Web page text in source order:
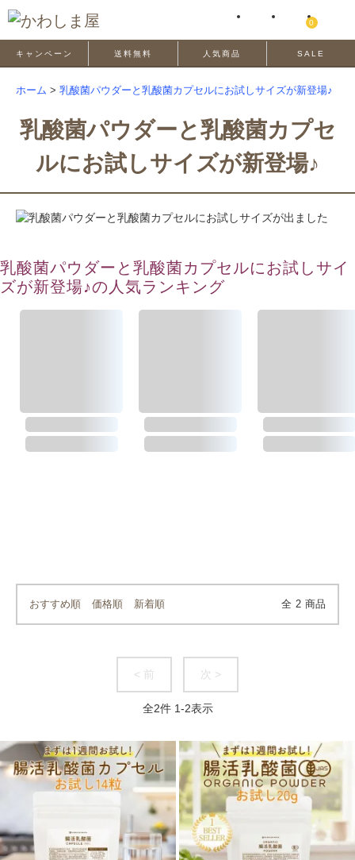
0
キャンペーン 送料無料 人気商品 SALE
ホーム > 乳酸菌パウダーと乳酸菌カプセルにお試しサイズが新登場♪
乳酸菌パウダーと乳酸菌カプセ
ルにお試しサイズが新登場♪
乳酸菌パウダーと乳酸菌カプセルにお試しサイ
ズが新登場♪の人気ランキング
おすすめ順 価格順 新着順 全 2 商品
< 前 次 >
全2件 1-2表示